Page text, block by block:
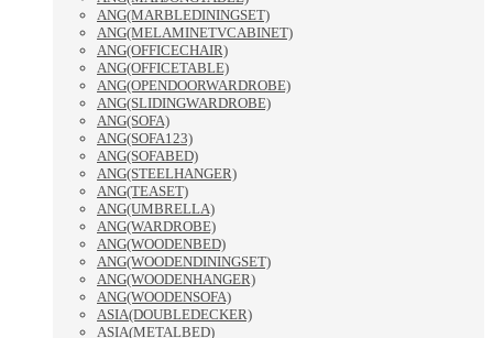
ANG(MARBLEDININGSET)
ANG(MELAMINETVCABINET)
ANG(OFFICECHAIR)
ANG(OFFICETABLE)
ANG(OPENDOORWARDROBE)
ANG(SLIDINGWARDROBE)
ANG(SOFA)
ANG(SOFA123)
ANG(SOFABED)
ANG(STEELHANGER)
ANG(TEASET)
ANG(UMBRELLA)
ANG(WARDROBE)
ANG(WOODENBED)
ANG(WOODENDININGSET)
ANG(WOODENHANGER)
ANG(WOODENSOFA)
ASIA(DOUBLEDECKER)
ASIA(METALBED)